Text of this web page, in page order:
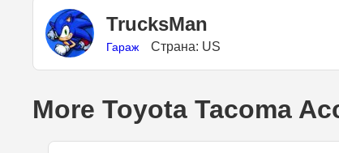
TrucksMan
Гараж Страна: US
More Toyota Tacoma